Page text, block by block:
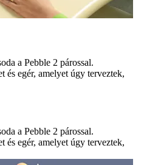
a Pebble 2 párossal.
egér, amelyet úgy terveztek,
a Pebble 2 párossal.
egér, amelyet úgy terveztek,